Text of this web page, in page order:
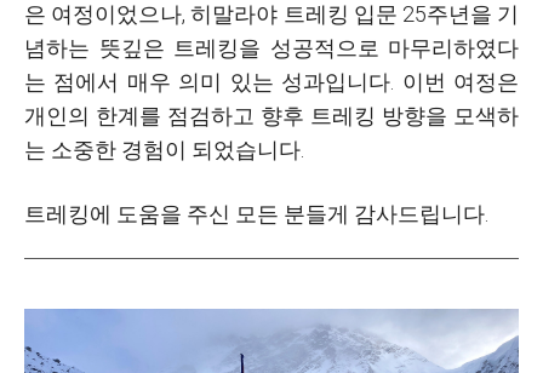
은 여정이었으나, 히말라야 트레킹 입문 25주년을 기
념하는 뜻깊은 트레킹을 성공적으로 마무리하였다
는 점에서 매우 의미 있는 성과입니다. 이번 여정은
개인의 한계를 점검하고 향후 트레킹 방향을 모색하
는 소중한 경험이 되었습니다.
트레킹에 도움을 주신 모든 분들게 감사드립니다.